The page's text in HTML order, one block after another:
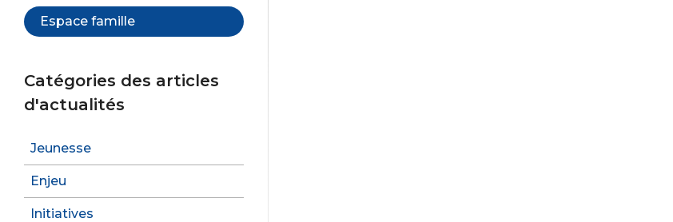
Espace famille
Catégories des articles
d'actualités
Jeunesse
Enjeu
Initiatives